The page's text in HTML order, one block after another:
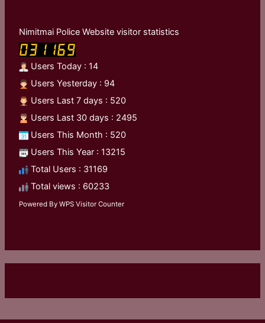
Nimitmai Police Website visitor statistics
Users Today : 14
Users Yesterday : 94
Users Last 7 days : 520
Users Last 30 days : 2495
Users This Month : 520
Users This Year : 13215
Total Users : 31169
Total views : 60233
Powered ByWPS Visitor Counter